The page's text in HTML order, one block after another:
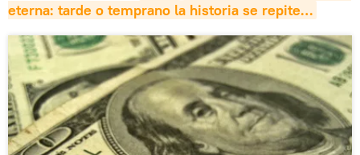
eterna: tarde o temprano la historia se repite…